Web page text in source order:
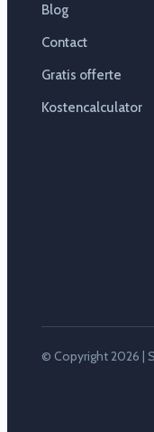
Blog
Contact
Gratis offerte
Kostencalculator
© Copyright 2026 |